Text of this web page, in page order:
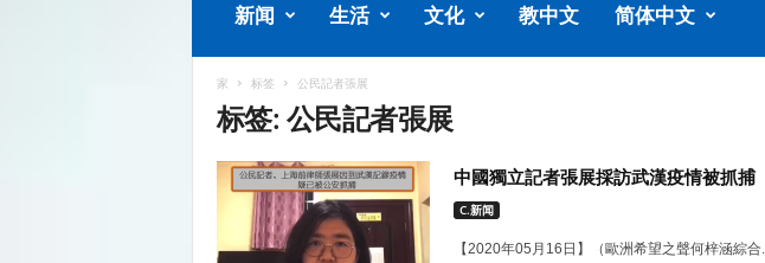
新闻 生活 文化 教中文 简体中文
家 标签 公民記者張展
标签: 公民記者張展
中國獨立記者張展採訪武漢疫情被抓捕
C.新闻
【2020年05月16日】（歐洲希望之聲何梓涵綜合...